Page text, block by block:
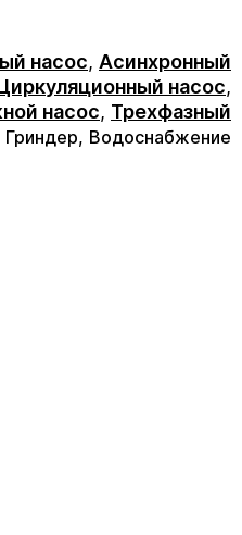
насос, Асинхронный
насос,
насос, Трехфазный
Гриндер, Водоснабжение